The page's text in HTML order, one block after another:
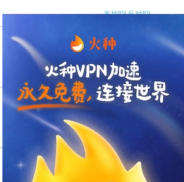
支持[0] 反对[0]
支持[0] 反对
支持